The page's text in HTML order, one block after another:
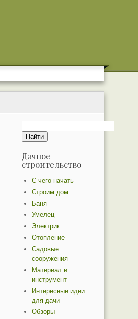
Дачное
строительство
С чего начать
Строим дом
Баня
Умелец
Электрик
Отопление
Садовые
сооружения
Материал и
инструмент
Интересные идеи
для дачи
Обзоры